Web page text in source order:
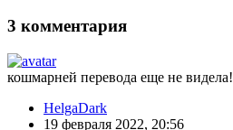
3 комментария
кошмарней перевода еще не видела!
HelgaDark
19 февраля 2022, 20:56